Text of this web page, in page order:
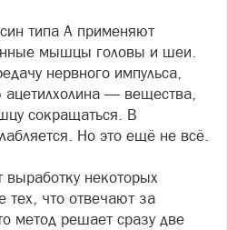
типа А применяют
мышцы головы и шеи.
нервного импульса,
— вещества,
сокращаться. В
Но это ещё не всё.
выработку некоторых
тех, что отвечают за
метод решает сразу две